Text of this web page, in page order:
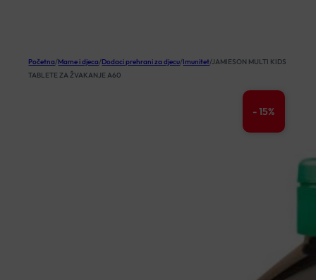
Početna/Mame i djeca/Dodaci prehrani za djecu/Imunitet/JAMIESON MULTI KIDS
TABLETE ZA ŽVAKANJE A60
- 15%